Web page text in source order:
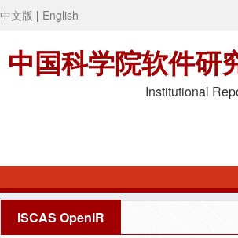
中文版 | English
中国科学院软件研
Institutional
ISCAS OpenIR